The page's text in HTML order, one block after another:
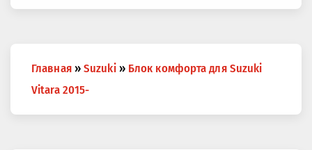
здесь
Главная » Suzuki » Блок комфорта для Suzuki
Vitara 2015-